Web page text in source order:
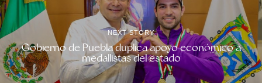
NEXT STORY
Gobierno de Puebla duplica apoyo económico a
medallistas del estado